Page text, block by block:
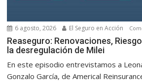
6 agosto, 2026 El Seguro en Acción
Reaseguro: Renovaciones,
la desregulación de Milei
En este episodio entrevistamos a
Gonzalo García, de Americal